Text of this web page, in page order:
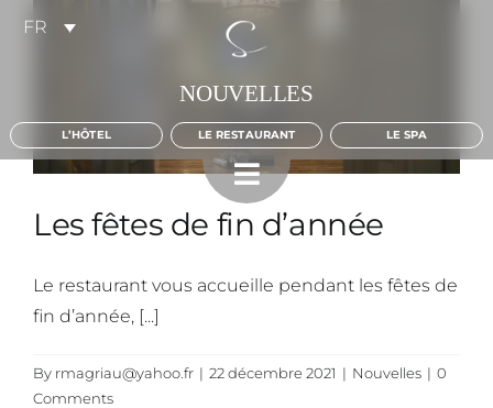
NOUVELLES
FR
L’HÔTEL LE RESTAURANT LE SPA
Les fêtes de fin d’année
Le restaurant vous accueille pendant les fêtes de
fin d’année, [...]
By rmagriau@yahoo.fr | 22 décembre 2021 | Nouvelles | 0
Comments